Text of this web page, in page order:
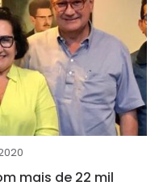
mais de 22 mil